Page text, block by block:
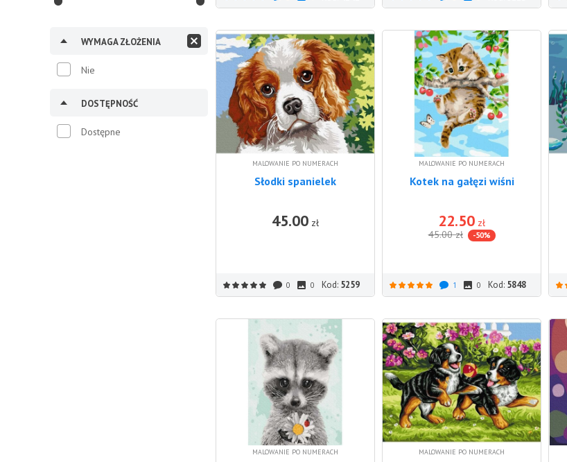
WYMAGA ZŁOŻENIA
Nie
DOSTĘPNOŚĆ
Dostępne
MALOWANIE PO NUMERACH
Słodki spanielek
45.00 zł DO KOSZYKA
0 0 Kod: 5259
MALOWANIE PO NUMERACH
Kotek na gałęzi wiśni
22.50 zł
45.00zł -50%
1 0 Kod: 5848
MALOWANIE PO NUMERACH MALOWANIE PO NUMERACH